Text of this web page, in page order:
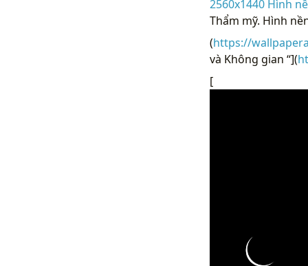
2560x1440 Hình
Thẩm mỹ. Hình
(https://
và Không gian “](
[